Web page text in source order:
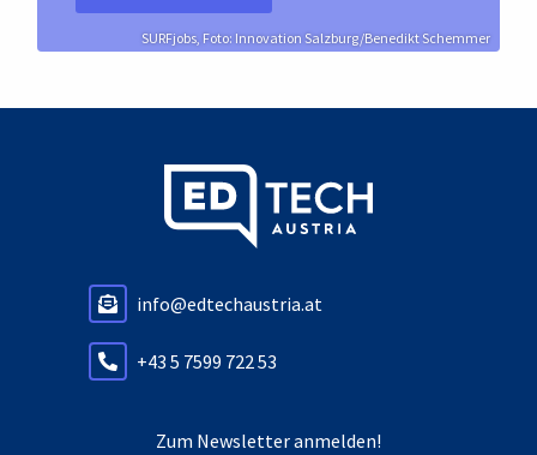
SURFjobs, Foto: Innovation Salzburg/Benedikt Schemmer
info@edtechaustria.at
+43 5 7599 722 53
Zum Newsletter anmelden!